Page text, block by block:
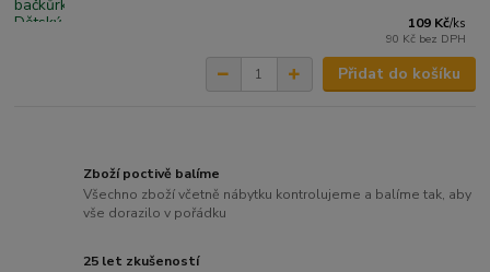
109 Kč/ks
90 Kč bez DPH
Přidat do košíku
Zboží poctivě balíme
Všechno zboží včetně nábytku kontrolujeme a balíme tak, aby
vše dorazilo v pořádku
25 let zkušeností